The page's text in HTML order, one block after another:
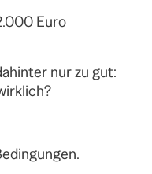
Euro
nur zu gut: